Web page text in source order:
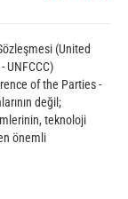
(United
UNFCCC)
of the Parties -
değil;
teknoloji
önemli